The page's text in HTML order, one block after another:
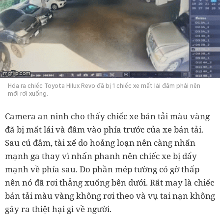
Hóa ra chiếc Toyota Hilux Revo đã bị 1 chiếc xe mất lái đâm phải nên
mới rơi xuống.
Camera an ninh cho thấy chiếc xe bán tải màu vàng
đã bị mất lái và đâm vào phía trước của xe bán tải.
Sau cú đâm, tài xế do hoảng loạn nên càng nhấn
mạnh ga thay vì nhấn phanh nên chiếc xe bị đẩy
mạnh về phía sau. Do phần mép tường có gờ thấp
nên nó đã rơi thẳng xuống bên dưới. Rất may là chiếc
bán tải màu vàng không rơi theo và vụ tai nạn không
gây ra thiệt hại gì về người.